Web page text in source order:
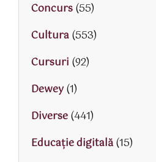
Concurs(55)
Cultura(553)
Cursuri (92)
Dewey(1)
Diverse(441)
Educaţie digitală(15)